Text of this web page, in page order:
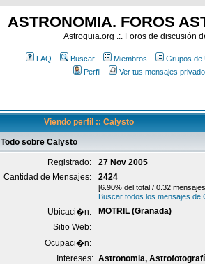
ASTRONOMIA. FOROS
Astroguia.org .:. Foros de discusión
FAQ Buscar Miembros Grupos de
Perfil
Ver tus mensajes
Viendo perfil :: Calysto
Todo sobre Calysto
Registrado:
27 Nov 2005
Cantidad de Mensajes:
2424
[6.90% del total / 0.32
Buscar todos los mensajes de
Ubicaci�n:
MOTRIL (Granada)
Sitio Web:
Ocupaci�n:
Intereses: Astronomia,